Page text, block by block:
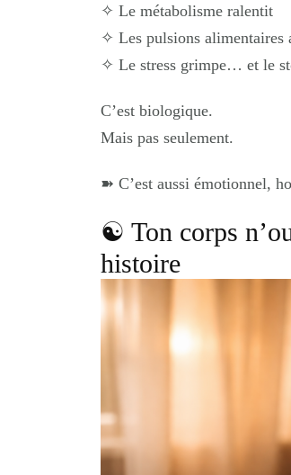
✧ Le métabolisme ralentit
✧ Les pulsions alimentaires
✧ Le stress grimpe… et le
C’est biologique.
Mais pas seulement.
➽ C’est aussi émotionnel,
☯︎ Ton corps
histoire